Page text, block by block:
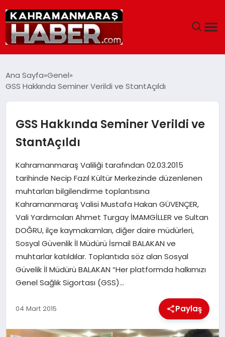
EĞITIM
EKONOMI
SAĞLIK
GENEL
SPOR
İLÇE HABERLERI
DÜNYA
YAZARLAR
Ana Sayfa Genel
GSS Hakkında Seminer Verildi ve StantAçıldı
GSS Hakkında Seminer Verildi ve
StantAçıldı
Kahramanmaraş Valiliği tarafından 02.03.2015
tarihinde Necip Fazıl Kültür Merkezinde düzenlenen
muhtarları bilgilendirme toplantısına
Kahramanmaraş Valisi Mustafa Hakan GÜVENÇER,
Vali Yardımcıları Ahmet Turgay İMAMGİLLER ve Sultan
DOĞRU, ilçe kaymakamları, diğer daire müdürleri,
Sosyal Güvenlik İl Müdürü İsmail BALAKAN ve
muhtarlar katıldılar. Toplantıda söz alan Sosyal
Güvelik İl Müdürü BALAKAN “Her platformda halkımızı
Genel Sağlık Sigortası (GSS)…
04 Mart 2015 Paylaş